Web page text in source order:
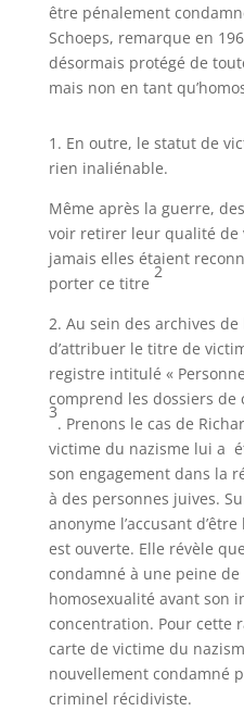
être pénalement
Schoeps, remarque en
désormais protégé de
mais non en tant
1. En outre, le statut de
rien inaliénable.
Même après la guerre,
voir retirer leur qualité de
jamais elles étaient
porter ce titre
2
2. Au sein des archives de
d’attribuer le titre de
registre intitulé «
comprend les dossiers de
3
. Prenons le cas de
victime du nazisme lui a
son engagement dans la
à des personnes juives.
anonyme l’accusant
est ouverte. Elle révèle
condamné à une peine
homosexualité avant son
concentration. Pour cette
carte de victime du
nouvellement condamné
criminel récidiviste.